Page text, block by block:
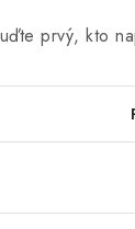
prvý, kto